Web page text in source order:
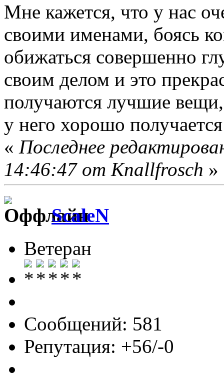
Мне кажется, что у нас
своими именами, боясь
обижаться совершенно
своим делом и это
получаются лучшие
у него хорошо
« Последнее
14:46:47 от Knallfrosch »
ScaleN
Ветеран
Сообщений: 581
Репутация: +56/-0